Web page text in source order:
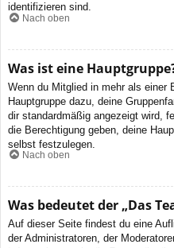
identifizieren sind.
Nach oben
Was ist eine
Wenn du Mitglied in mehr als einer
Hauptgruppe dazu, deine
dir standardmäßig angezeigt wird,
die Berechtigung geben, deine
selbst festzulegen.
Nach oben
Was bedeutet der „Das
Auf dieser Seite findest du eine
der Administratoren, der